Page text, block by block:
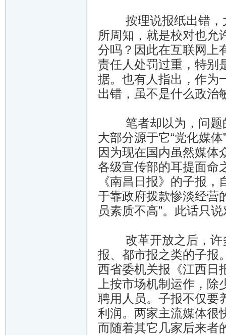
按理说报纸出错，尤
所周知，就是校对也允
分吗？因此在互联网上
责任人处罚过重，特别
据。也有人指出，作为
出错，虽不是什么政治
笔者却以为，问题的
大部分源于它“党化媒
因为现在国内虽然媒体
各级宣传部的耳提面命
《南昌日报》的子报
于靠政府拨款惨淡经营
员素质不高”。此话只
改革开放之后，许多
报、都市报之类的子报
西省委机关报《江西日
上按市场机制运作，
聘用人员。子报不仅要
利润。两家主流媒体很
而随着其它几家后来者